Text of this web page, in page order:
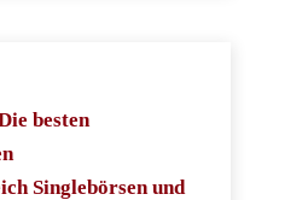
besten
Singlebörsen und